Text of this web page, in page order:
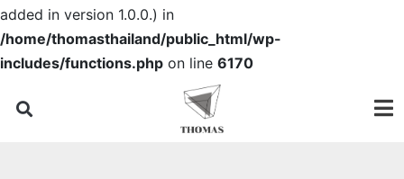
added in version 1.0.0.) in
/home/thomasthailand/public_html/wp-
includes/functions.php on line 6170